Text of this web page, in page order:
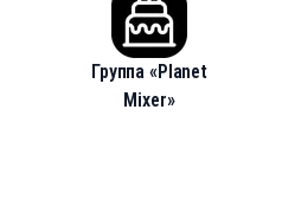
Группа «Planet
Mixer»